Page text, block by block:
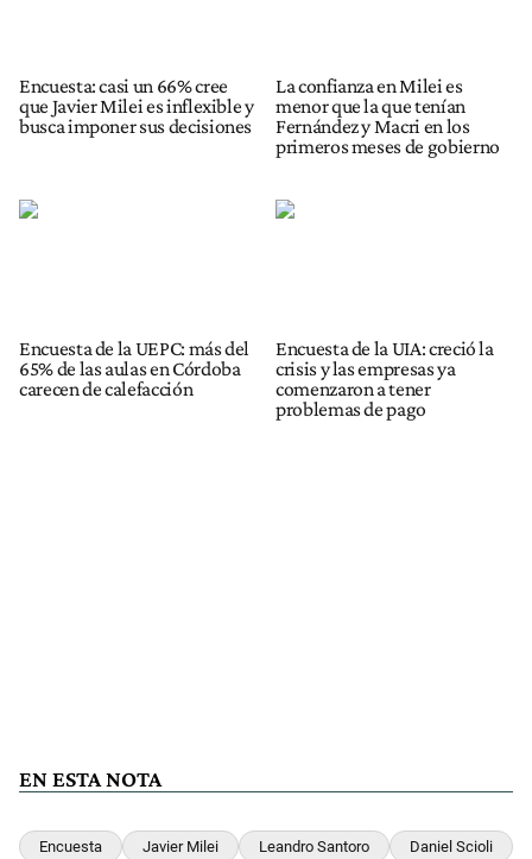
Encuesta: casi un 66% cree
que Javier Milei es inflexible y
busca imponer sus decisiones
La confianza en Milei es
menor que la que tenían
Fernández y Macri en los
primeros meses de gobierno
Encuesta de la UEPC: más del
65% de las aulas en Córdoba
carecen de calefacción
Encuesta de la UIA: creció la
crisis y las empresas ya
comenzaron a tener
problemas de pago
EN ESTA NOTA
Encuesta Javier Milei Leandro Santoro Daniel Scioli